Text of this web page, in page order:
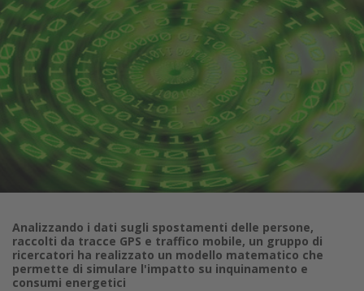
Analizzando i dati sugli spostamenti delle persone,
raccolti da tracce GPS e traffico mobile, un gruppo di
ricercatori ha realizzato un modello matematico che
permette di simulare l'impatto su inquinamento e
consumi energetici